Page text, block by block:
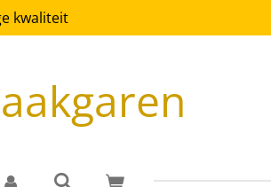
kwaliteit